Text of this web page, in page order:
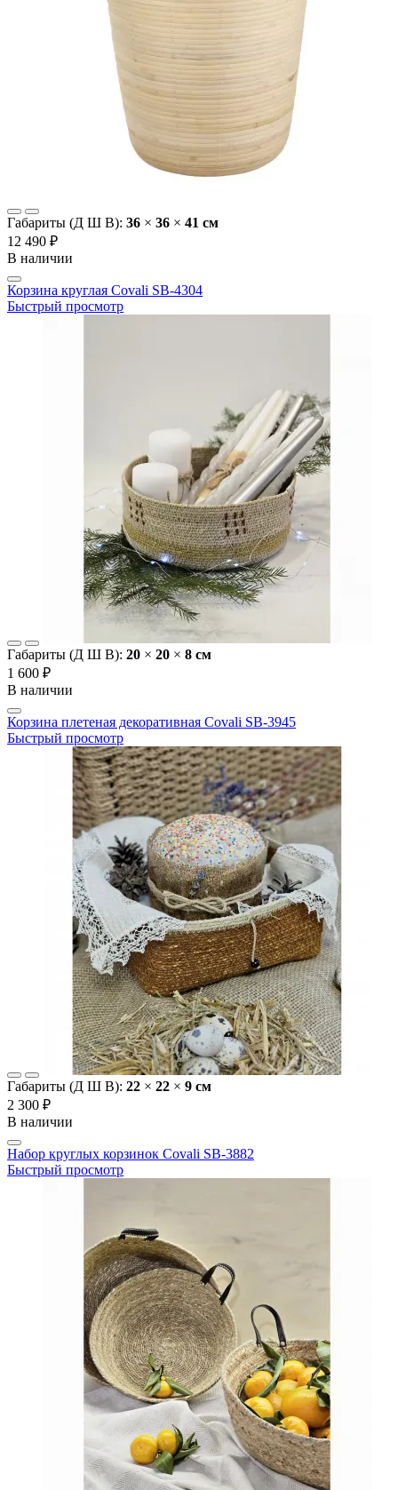
Габариты (Д Ш В): 36 × 36 × 41 cм
12 490 ₽
В наличии
Корзина круглая Covali SB-4304
Быстрый просмотр
Габариты (Д Ш В): 20 × 20 × 8 cм
1 600 ₽
В наличии
Корзина плетеная декоративная Covali SB-3945
Быстрый просмотр
Габариты (Д Ш В): 22 × 22 × 9 cм
2 300 ₽
В наличии
Набор круглых корзинок Covali SB-3882
Быстрый просмотр